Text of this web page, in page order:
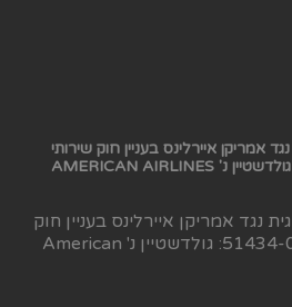
אמריקן איירלינס בעניין חוק שירותי
תעופה ת"צ 51434-09-23: גולדשטיין נ' AMERICAN AIRLINES
נגד אמריקן איירלינס בעניין חוק
שירותי תעופה ת"צ 51434-09-23: גולדשטיין נ' American